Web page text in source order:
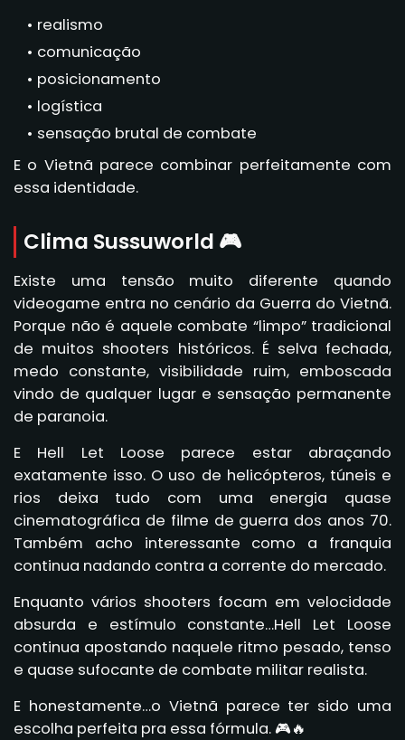
realismo
comunicação
posicionamento
logística
sensação brutal de combate
E o Vietnã parece combinar perfeitamente com
essa identidade.
Clima Sussuworld 🎮
Existe uma tensão muito diferente quando
videogame entra no cenário da Guerra do Vietnã.
Porque não é aquele combate “limpo” tradicional
de muitos shooters históricos. É selva fechada,
medo constante, visibilidade ruim, emboscada
vindo de qualquer lugar e sensação permanente
de paranoia.
E Hell Let Loose parece estar abraçando
exatamente isso. O uso de helicópteros, túneis e
rios deixa tudo com uma energia quase
cinematográfica de filme de guerra dos anos 70.
Também acho interessante como a franquia
continua nadando contra a corrente do mercado.
Enquanto vários shooters focam em velocidade
absurda e estímulo constante…Hell Let Loose
continua apostando naquele ritmo pesado, tenso
e quase sufocante de combate militar realista.
E honestamente…o Vietnã parece ter sido uma
escolha perfeita pra essa fórmula. 🎮🔥